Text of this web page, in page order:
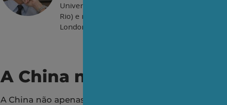
Universidade Católica do Rio de Janeiro (PUC-
Rio) e mestre em História Econômica pela
London School of Economics.
A China não improvisa
A China não apenas resiste à contenção norte-